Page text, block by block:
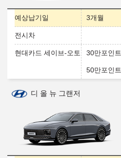
예상납기일 3개월
전시차
현대카드 세이브-오토 30만포인트
50만포인트
디 올 뉴 그랜저